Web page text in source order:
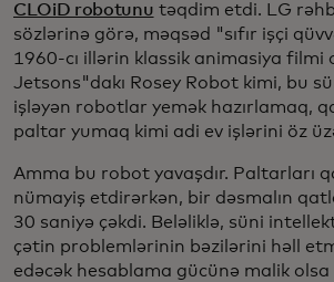
CLOiD robotunu təqdim etdi. LG
sözlərinə görə, məqsəd "sıfır işçi
1960-cı illərin klassik animasiya filmi
Jetsons"dakı Rosey Robot kimi, bu
işləyən robotlar yemək hazırlamaq,
paltar yumaq kimi adi ev işlərini öz
Amma bu robot yavaşdır. Paltarları
nümayiş etdirərkən, bir dəsmalın
30 saniyə çəkdi. Beləliklə, süni
çətin problemlərinin bəzilərini həll
edəcək hesablama gücünə malik olsa